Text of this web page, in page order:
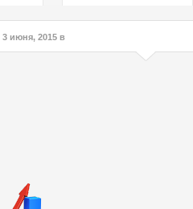
интересов клиентов
3 июня, 2015 в